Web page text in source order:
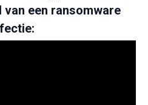
van een ransomware